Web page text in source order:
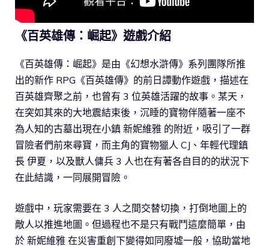
《百英雄傳：崛起》遊戲介紹
《百英雄傳：崛起》是由《幻想水滸傳》系列團隊所推
出的新作 RPG《百英雄傳》的前日譚動作遊戲，描述在
百英雄齊聚之前，也曾有 3 位英雄活躍的故事。某天，
在突如其來的大地震結束後，沉睡的寶物伴隨著一座不
為人知的古墓出現在小鎮 新妮維雅 的附近，吸引了一群
冒險者們前來尋寶，而主角的寶物獵人 CJ、年輕代理鎮
長 伊夏，以及獸人傭兵 3 人也在有著各自目的的狀況下
在此結識，一同展開冒險。
遊戲中，玩家需要在 3 人之間交替切換，打倒地圖上的
敵人以推進地圖。但過程也不是只有戰鬥這麼簡單，由
於 新妮維雅 在災害重創下變得如同廢墟一般，協助當地